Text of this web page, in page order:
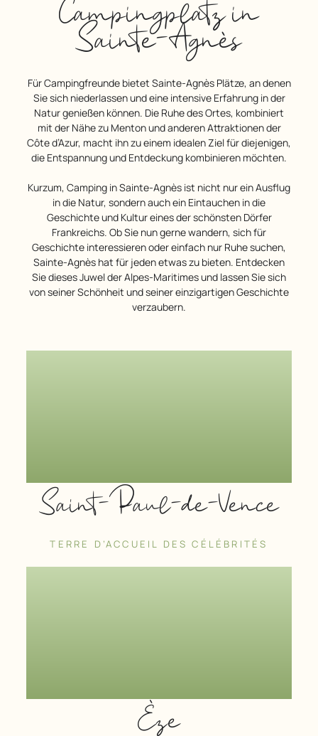
Campingplatz in
Sainte-Agnès
Für Campingfreunde bietet Sainte-Agnès Plätze, an denen
Sie sich niederlassen und eine intensive Erfahrung in der
Natur genießen können. Die Ruhe des Ortes, kombiniert
mit der Nähe zu Menton und anderen Attraktionen der
Côte d’Azur, macht ihn zu einem idealen Ziel für diejenigen,
die Entspannung und Entdeckung kombinieren möchten.
Kurzum, Camping in Sainte-Agnès ist nicht nur ein Ausflug
in die Natur, sondern auch ein Eintauchen in die
Geschichte und Kultur eines der schönsten Dörfer
Frankreichs. Ob Sie nun gerne wandern, sich für
Geschichte interessieren oder einfach nur Ruhe suchen,
Sainte-Agnès hat für jeden etwas zu bieten. Entdecken
Sie dieses Juwel der Alpes-Maritimes und lassen Sie sich
von seiner Schönheit und seiner einzigartigen Geschichte
verzaubern.
Saint-Paul-de-Vence
TERRE D’ACCUEIL DES CÉLÉBRITÉS
Èze